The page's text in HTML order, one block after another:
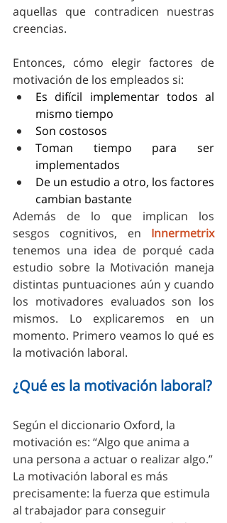
aquellas que contradicen nuestras
creencias.
Entonces, cómo elegir factores de
motivación de los empleados si:
Es difícil implementar todos al
mismo tiempo
Son costosos
Toman tiempo para ser
implementados
De un estudio a otro, los factores
cambian bastante
Además de lo que implican los
sesgos cognitivos, en Innermetrix
tenemos una idea de porqué cada
estudio sobre la Motivación maneja
distintas puntuaciones aún y cuando
los motivadores evaluados son los
mismos. Lo explicaremos en un
momento. Primero veamos lo qué es
la motivación laboral.
¿Qué es la motivación laboral?
Según el diccionario Oxford, la
motivación es: “Algo que anima a
una persona a actuar o realizar algo.”
La motivación laboral es más
precisamente: la fuerza que estimula
al trabajador para conseguir